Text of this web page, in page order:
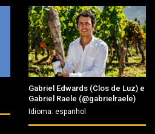
Gabriel Edwards (Clos de Luz) e
Gabriel Raele (@gabrielraele)
Idioma: espanhol